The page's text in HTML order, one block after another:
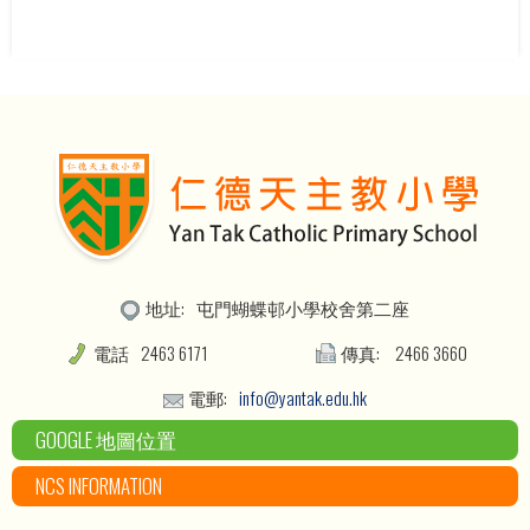
地址: 屯門蝴蝶邨小學校舍第二座
電話 2463 6171 傳真:
2466 3660
電郵: info@yantak.edu.hk
GOOGLE 地圖位置
NCS INFORMATION